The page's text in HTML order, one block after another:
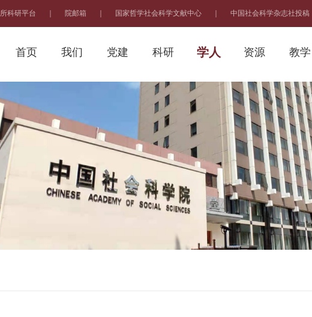
所科研平台 院邮箱 国家哲学社会科学文献中心 中国社会科学杂志社投稿
首页 我们 党建 科研 学人 资源 教学